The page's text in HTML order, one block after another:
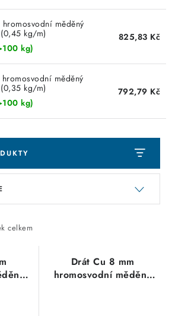
měděný
kg/m)
kg)
825,83 Kč
měděný
kg/m)
kg)
792,79 Kč
celkem
Drát Cu 8 mm
hromosvodní měděný